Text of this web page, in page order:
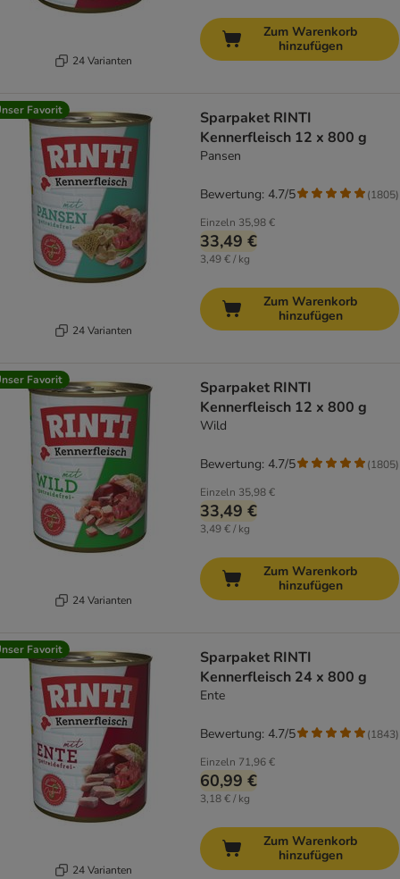
24 Varianten
Zum Warenkorb
hinzufügen
Favorit
24 Varianten
Sparpaket RINTI
Kennerfleisch 12 x 800 g
Pansen
Einzeln 35,98 €
33,49 €
3,49 € / kg
Bewertung: 4.7/5 (1805)
Zum Warenkorb
hinzufügen
Favorit
24 Varianten
Sparpaket RINTI
Kennerfleisch 12 x 800 g
Wild
Einzeln 35,98 €
33,49 €
3,49 € / kg
Bewertung: 4.7/5 (1805)
Zum Warenkorb
hinzufügen
Favorit
24 Varianten
Sparpaket RINTI
Kennerfleisch 24 x 800 g
Ente
Einzeln 71,96 €
60,99 €
3,18 € / kg
Bewertung: 4.7/5 (1843)
Zum Warenkorb
hinzufügen